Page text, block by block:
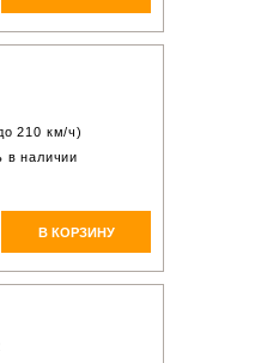
210 км/ч)
в наличии
В КОРЗИНУ